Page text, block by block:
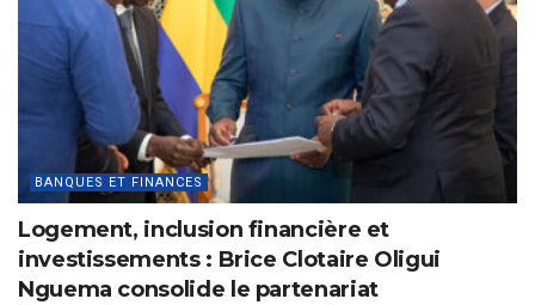
BANQUES ET FINANCES
Logement, inclusion financière et
investissements : Brice Clotaire Oligui
Nguema consolide le partenariat